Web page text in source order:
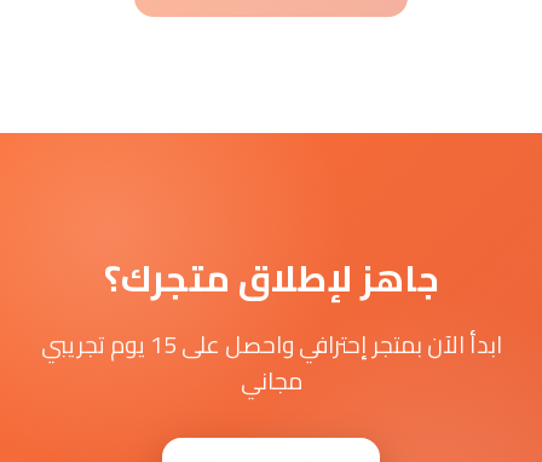
جاهز لإطلاق متجرك؟
ابدأ الآن بمتجر إحترافي واحصل على 15 يوم تجريبي
مجاني